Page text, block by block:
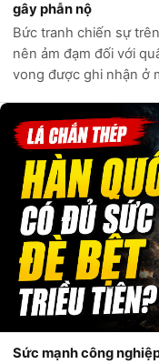
gây phẫn nộ
Bức tranh chiến sự
nên ảm đạm đối với
vong được ghi nhận ở
vòng một tuần qua, q...
Sức mạnh công